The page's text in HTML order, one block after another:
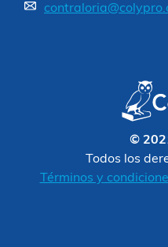
©
Todos los
Términos y